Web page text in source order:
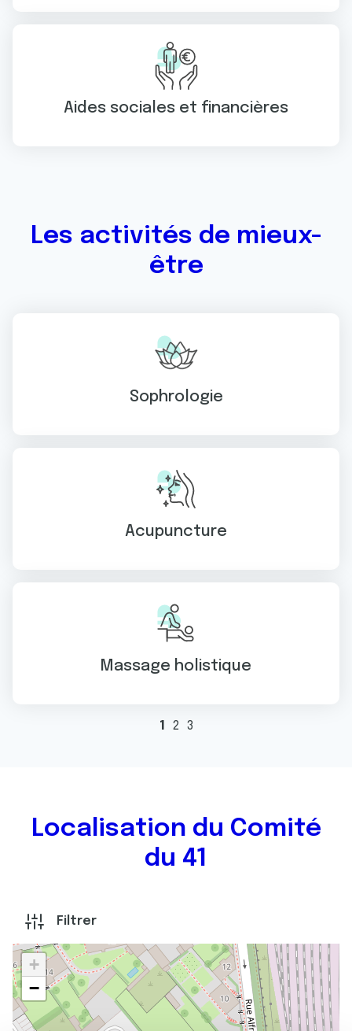
Aides sociales et financières
Les activités de mieux-
être
Sophrologie
Acupuncture
Massage holistique
1 2 3
Localisation du Comité
du 41
Filtrer
+
−